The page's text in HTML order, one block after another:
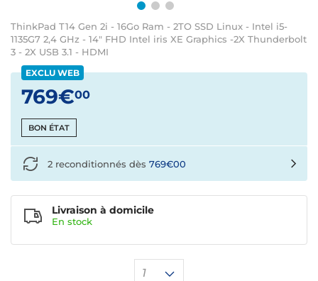
ThinkPad T14 Gen 2i - 16Go Ram - 2TO SSD Linux - Intel i5-
1135G7 2,4 GHz - 14" FHD Intel iris XE Graphics -2X Thunderbolt
3 - 2X USB 3.1 - HDMI
EXCLU WEB
769€00
BON ÉTAT
1
Livraison à domicile
En stock
2 reconditionnés dès 769€00